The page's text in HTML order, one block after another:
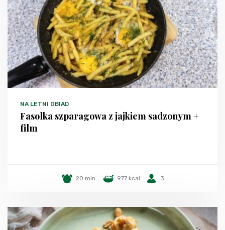
NA LETNI OBIAD
Fasolka szparagowa z jajkiem sadzonym +
film
20 min. 977 kcal 3